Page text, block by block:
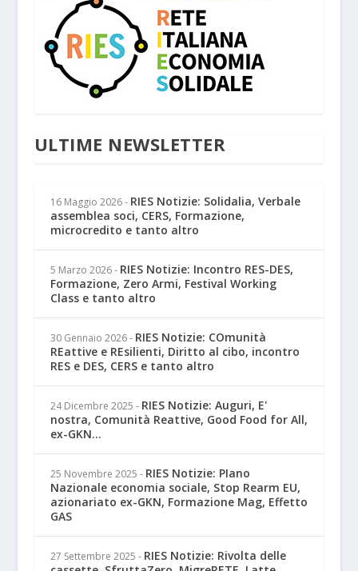
ULTIME NEWSLETTER
16 Maggio 2026 - RIES Notizie: Solidalia, Verbale
assemblea soci, CERS, Formazione,
microcredito e tanto altro
5 Marzo 2026 - RIES Notizie: Incontro RES-DES,
Formazione, Zero Armi, Festival Working
Class e tanto altro
30 Gennaio 2026 - RIES Notizie: COmunità
REattive e REsilienti, Diritto al cibo, incontro
RES e DES, CERS e tanto altro
24 Dicembre 2025 - RIES Notizie: Auguri, E'
nostra, Comunità Reattive, Good Food for All,
ex-GKN...
25 Novembre 2025 - RIES Notizie: PIano
Nazionale economia sociale, Stop Rearm EU,
azionariato ex-GKN, Formazione Mag, Effetto
GAS
27 Settembre 2025 - RIES Notizie: Rivolta delle